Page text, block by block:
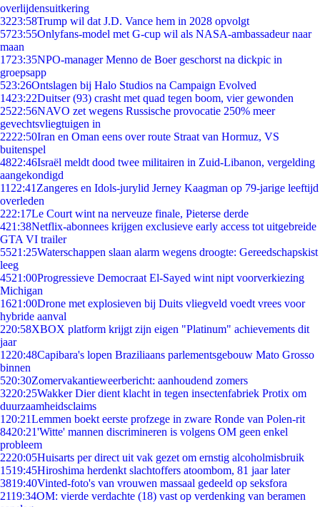
overlijdensuitkering
3223:58Trump wil dat J.D. Vance hem in 2028 opvolgt
5723:55Onlyfans-model met G-cup wil als NASA-ambassadeur naar
maan
1723:35NPO-manager Menno de Boer geschorst na dickpic in
groepsapp
523:26Ontslagen bij Halo Studios na Campaign Evolved
1423:22Duitser (93) crasht met quad tegen boom, vier gewonden
2522:56NAVO zet wegens Russische provocatie 250% meer
gevechtsvliegtuigen in
2222:50Iran en Oman eens over route Straat van Hormuz, VS
buitenspel
4822:46Israël meldt dood twee militairen in Zuid-Libanon, vergelding
aangekondigd
11 22:41 Zangeres en Idols-jurylid Jerney Kaagman op 79-jarige leeftijd
overleden
222:17Le Court wint na nerveuze finale, Pieterse derde
421:38Netflix-abonnees krijgen exclusieve early access tot uitgebreide
GTA VI trailer
5521:25Waterschappen slaan alarm wegens droogte: Gereedschapskist
leeg
4521:00Progressieve Democraat El-Sayed wint nipt voorverkiezing
Michigan
1621:00Drone met explosieven bij Duits vliegveld voedt vrees voor
hybride aanval
220:58XBOX platform krijgt zijn eigen "Platinum" achievements dit
jaar
1220:48Capibara's lopen Braziliaans parlementsgebouw Mato Grosso
binnen
520:30Zomervakantieweerbericht: aanhoudend zomers
3220:25Wakker Dier dient klacht in tegen insectenfabriek Protix om
duurzaamheidsclaims
1 20:21Lemmen boekt eerste profzege in zware Ronde van Polen-rit
8420:21'Witte' mannen discrimineren is volgens OM geen enkel
probleem
2220:05Huisarts per direct uit vak gezet om ernstig alcoholmisbruik
1519:45Hiroshima herdenkt slachtoffers atoombom, 81 jaar later
3819:40Vinted-foto's van vrouwen massaal gedeeld op seksfora
2119:34OM: vierde verdachte (18) vast op verdenking van beramen